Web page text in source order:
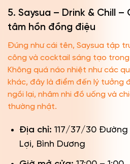
5. Saysua – Drink & Chill
tâm hồn đồng điệu
Đúng như cái tên, Saysua tập
công và cocktail sáng tạo
Không quá náo nhiệt như các
khác, đây là điểm đến lý tưởng
ngồi lại, nhâm nhi đồ uống và
thường nhật.
Địa chỉ: 117/37/30 Đường
Lợi, Bình Dương